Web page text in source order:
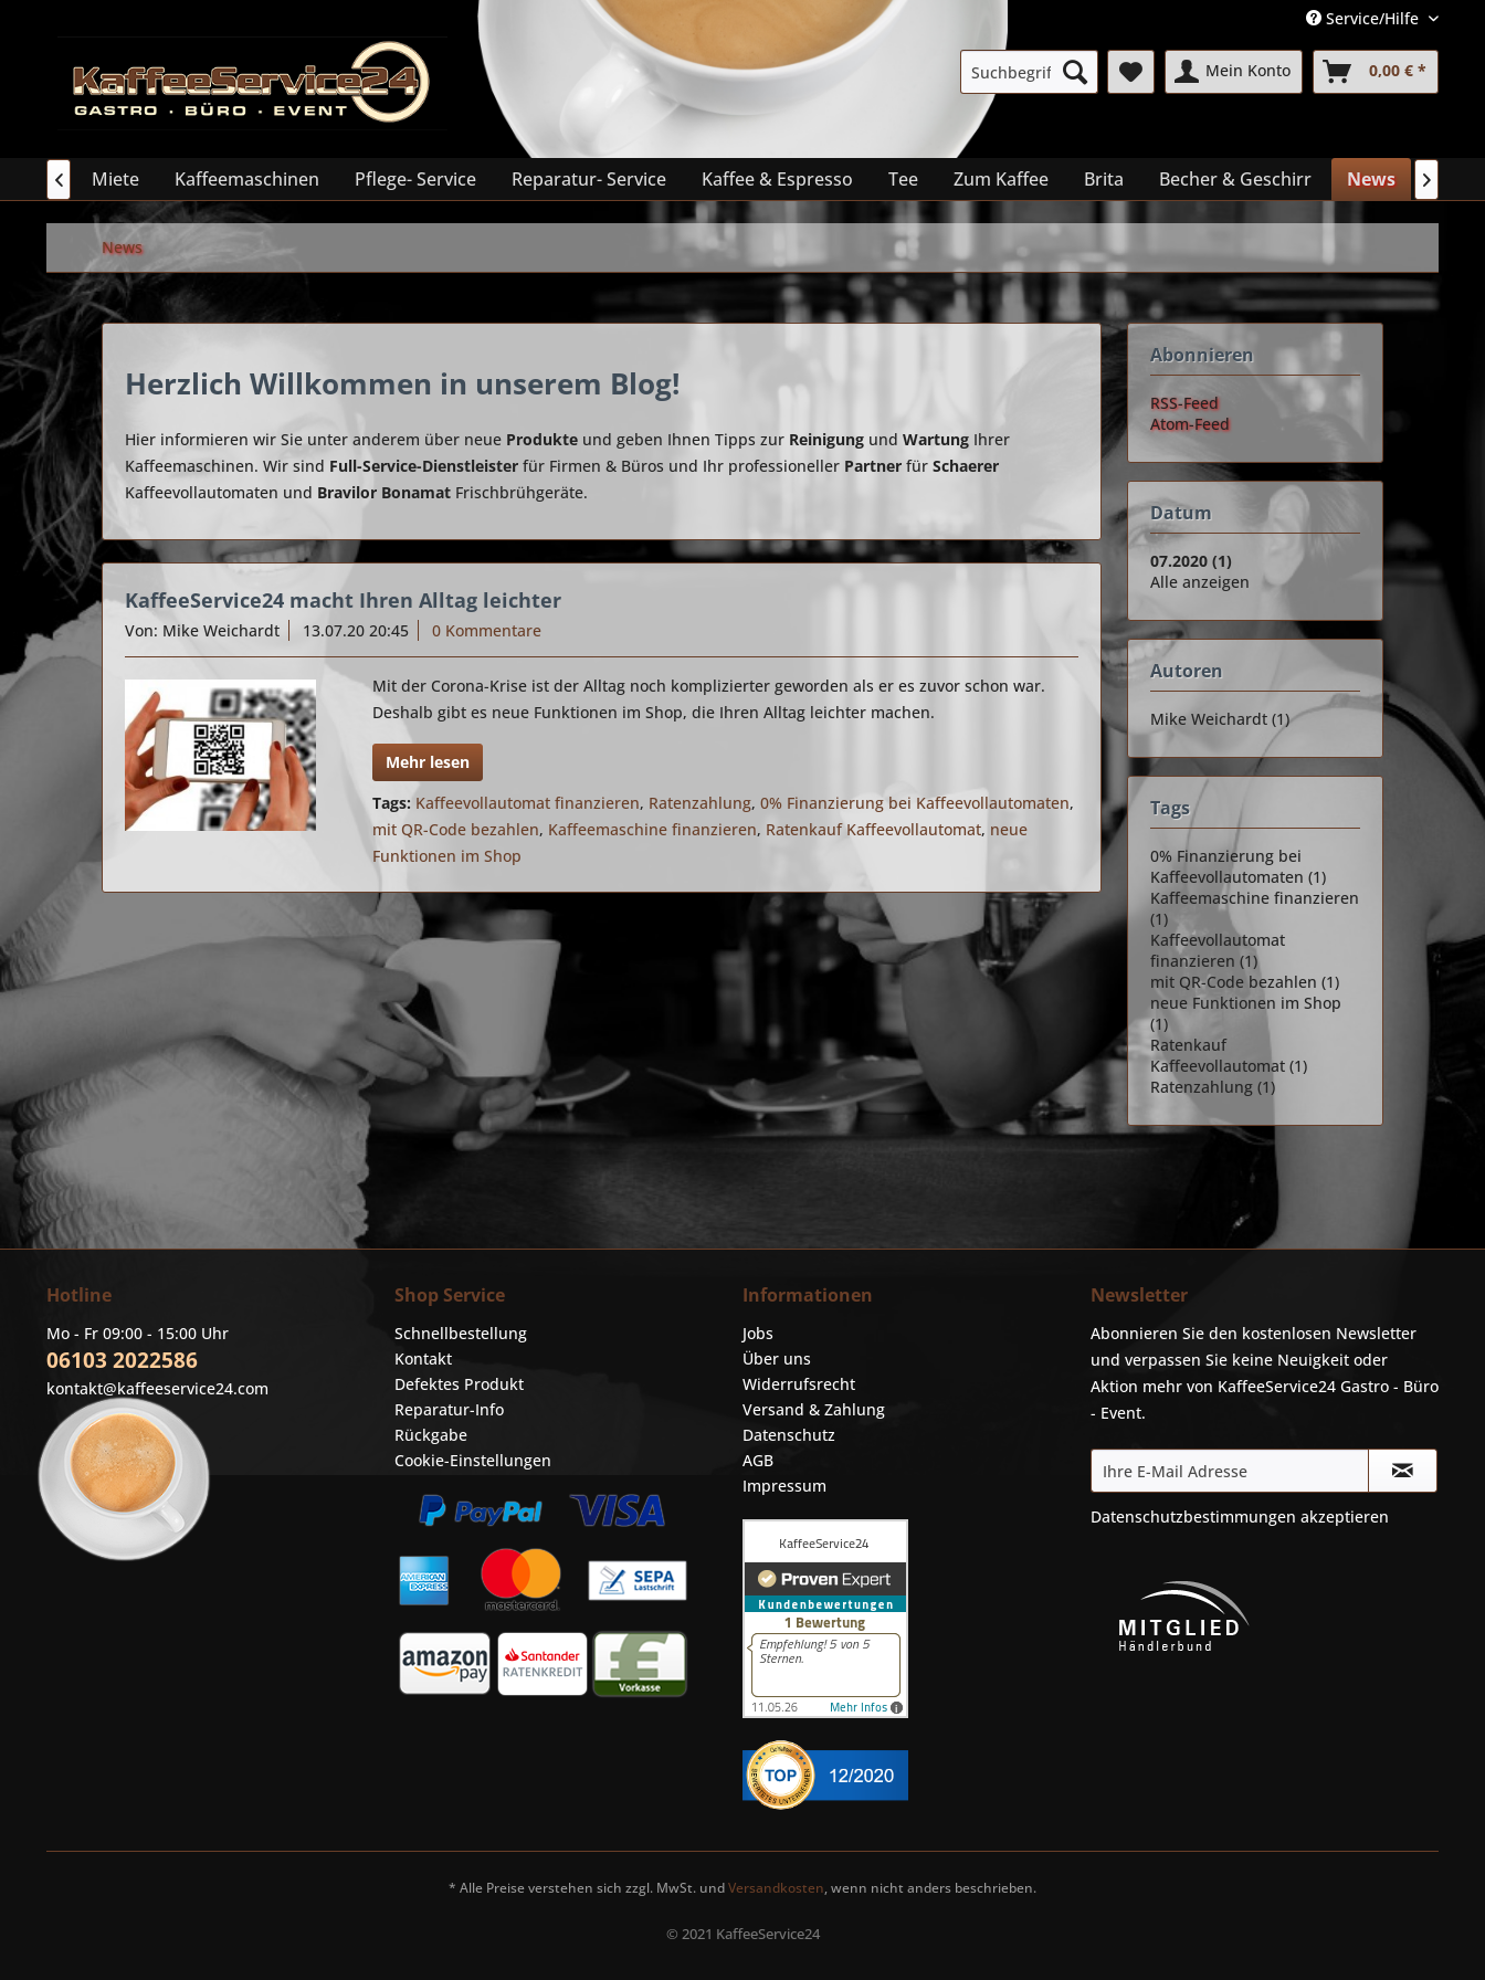
Service/Hilfe
Mein Konto 0,00 € *
Miete Kaffeemaschinen Pflege- Service Reparatur- Service Kaffee & Espresso Tee Zum Kaffee Brita Becher & Geschirr News
 
News
Abonnieren
RSS-Feed
Atom-Feed
Datum
07.2020 (1)
Alle anzeigen
Autoren
Mike Weichardt (1)
Tags
0% Finanzierung bei
Kaffeevollautomaten (1)
Kaffeemaschine finanzieren
(1)
Kaffeevollautomat
finanzieren (1)
mit QR-Code bezahlen (1)
neue Funktionen im Shop
(1)
Ratenkauf
Kaffeevollautomat (1)
Ratenzahlung (1)
Herzlich Willkommen in unserem Blog!
Hier informieren wir Sie unter anderem über neue Produkte und geben Ihnen Tipps zur Reinigung und Wartung Ihrer
Kaffeemaschinen. Wir sind Full-Service-Dienstleister für Firmen & Büros und Ihr professioneller Partner für Schaerer
Kaffeevollautomaten und Bravilor Bonamat Frischbrühgeräte.
KaffeeService24 macht Ihren Alltag leichter
Von: Mike Weichardt 13.07.20 20:45 0 Kommentare
Mit der Corona-Krise ist der Alltag noch komplizierter geworden als er es zuvor schon war.
Deshalb gibt es neue Funktionen im Shop, die Ihren Alltag leichter machen.
Mehr lesen
Tags: Kaffeevollautomat finanzieren, Ratenzahlung,0% Finanzierung bei Kaffeevollautomaten,
mit QR-Code bezahlen, Kaffeemaschine finanzieren, Ratenkauf Kaffeevollautomat, neue
Funktionen im Shop
Hotline
Mo - Fr 09:00 - 15:00 Uhr
06103 2022586
kontakt@kaffeeservice24.com
Shop Service
Schnellbestellung
Kontakt
Defektes Produkt
Reparatur-Info
Rückgabe
Cookie-Einstellungen
Informationen
Jobs
Über uns
Widerrufsrecht
Versand & Zahlung
Datenschutz
AGB
Impressum
Newsletter
Abonnieren Sie den kostenlosen Newsletter
und verpassen Sie keine Neuigkeit oder
Aktion mehr von KaffeeService24 Gastro - Büro
- Event.
Datenschutzbestimmungen akzeptieren
* Alle Preise verstehen sich zzgl. MwSt. undVersandkosten, wenn nicht anders beschrieben.
© 2021 KaffeeService24